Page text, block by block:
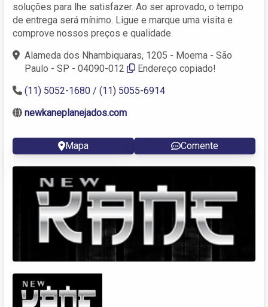
soluções para lhe satisfazer. Ao ser aprovado, o tempo
de entrega será mínimo. Ligue e marque uma visita e
comprove nossos preços e qualidade.
Alameda dos Nhambiquaras, 1205 - Moema - São
Paulo - SP - 04090-012
Endereço copiado!
(11) 5052-1680 / (11) 5055-6914
newkaneplanejados.com
Mapa Comente